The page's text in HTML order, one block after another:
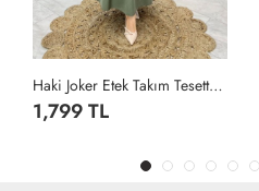
Haki Joker Etek Takım Tesettür Giyim Haki
1,799 TL